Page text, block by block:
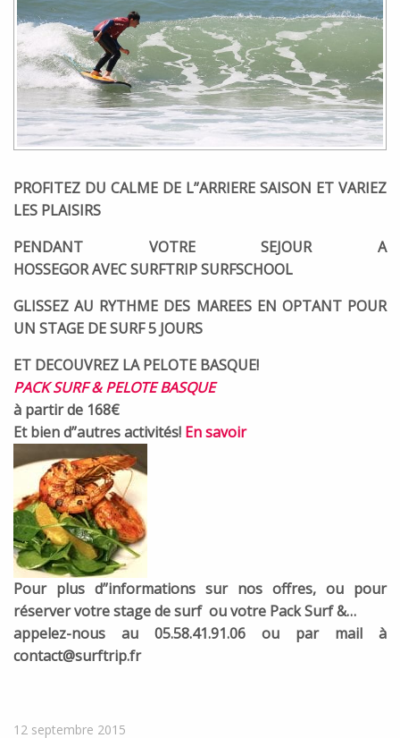
PROFITEZ DU CALME DE L”ARRIERE SAISON ET VARIEZ
LES PLAISIRS
PENDANT VOTRE SEJOUR A
HOSSEGORAVEC SURFTRIP SURFSCHOOL
GLISSEZ AU RYTHME DES MAREES EN OPTANT POUR
UN STAGE DE SURF 5 JOURS
ET DECOUVREZ LA PELOTE BASQUE!
PACK SURF & PELOTE BASQUE
à partir de 168€
Et bien d”autres activités! En savoir
Pour plus d”informations sur nos offres, ou pour
réserver votre stage de surf ou votre Pack Surf &…
appelez-nous au 05.58.41.91.06 ou par mail à
contact@surftrip.fr
12 septembre 2015